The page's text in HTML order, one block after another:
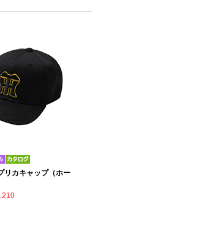
リカキャップ（ホー